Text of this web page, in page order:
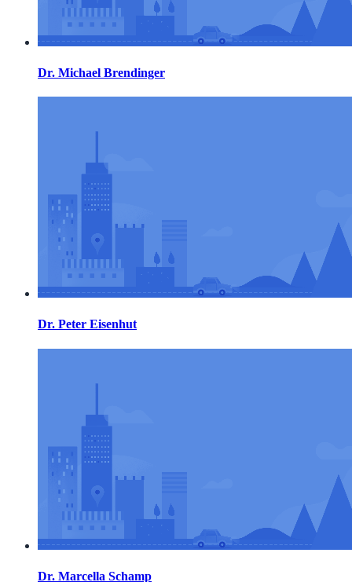
Dr. Michael Brendinger
Dr. Peter Eisenhut
Dr. Marcella Schamp